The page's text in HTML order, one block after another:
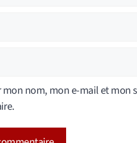
mon nom, mon e-mail et mon